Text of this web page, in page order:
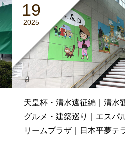
19
2025
天皇杯・清水遠征編｜清水
グルメ・建築巡り｜エスパ
リームプラザ｜日本平夢テ